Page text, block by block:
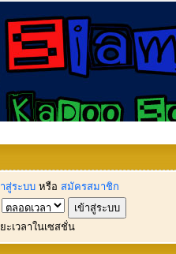
สู่ระบบ หรือ สมัครสมาชิก
ะเวลาในเซสชั่น